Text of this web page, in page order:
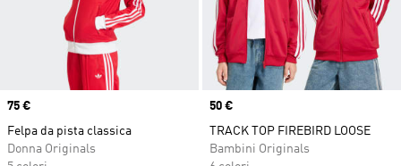
Price
75 €
Felpa da pista classica
Donna Originals
Price
50 €
TRACK TOP FIREBIRD LOOSE
Bambini Originals